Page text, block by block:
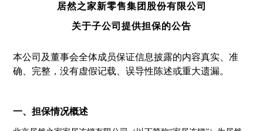
居然之家新零售集团股份有限公司
关于子公司提供担保的公告
本公司及董事会全体成员保证信息披露的内容真实、准
确、完整，没有虚假记载、误导性陈述或重大遗漏。
一、担保情况概述